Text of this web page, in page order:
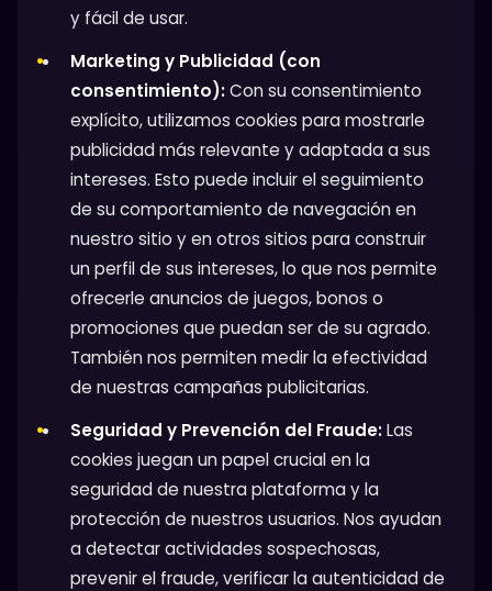
y fácil de usar.
Marketing y Publicidad (con
consentimiento):Con su consentimiento
explícito, utilizamos cookies para mostrarle
publicidad más relevante y adaptada a sus
intereses. Esto puede incluir el seguimiento
de su comportamiento de navegación en
nuestro sitio y en otros sitios para construir
un perfil de sus intereses, lo que nos permite
ofrecerle anuncios de juegos, bonos o
promociones que puedan ser de su agrado.
También nos permiten medir la efectividad
de nuestras campañas publicitarias.
Seguridad y Prevención del Fraude:Las
cookies juegan un papel crucial en la
seguridad de nuestra plataforma y la
protección de nuestros usuarios. Nos ayudan
a detectar actividades sospechosas,
prevenir el fraude, verificar la autenticidad de